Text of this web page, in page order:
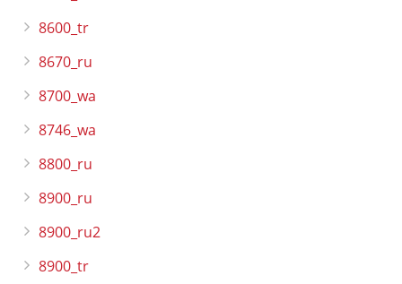
8600_tr
8670_ru
8700_wa
8746_wa
8800_ru
8900_ru
8900_ru2
8900_tr